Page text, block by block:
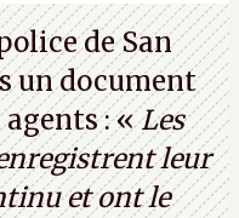
entre des
rien ? C’est
le quantique.
de San
un document
: «Les
leur
et ont le